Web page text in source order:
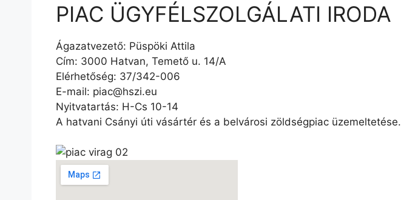
PIAC ÜGYFÉLSZOLGÁLATI IRODA
Ágazatvezető: Püspöki Attila
Cím: 3000 Hatvan, Temető u. 14/A
Elérhetőség: 37/342-006
E-mail: piac@hszi.eu
Nyitvatartás: H-Cs 10-14
A hatvani Csányi úti vásártér és a belvárosi zöldségpiac üzemeltetése.